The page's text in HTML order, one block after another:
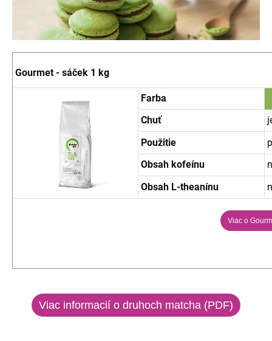
Gourmet - sáček 1 kg
Farba
Chuť
Použitie
Obsah kofeínu
Obsah L-theanínu
Viac o
Viac informacií o druhoch matcha (PDF)